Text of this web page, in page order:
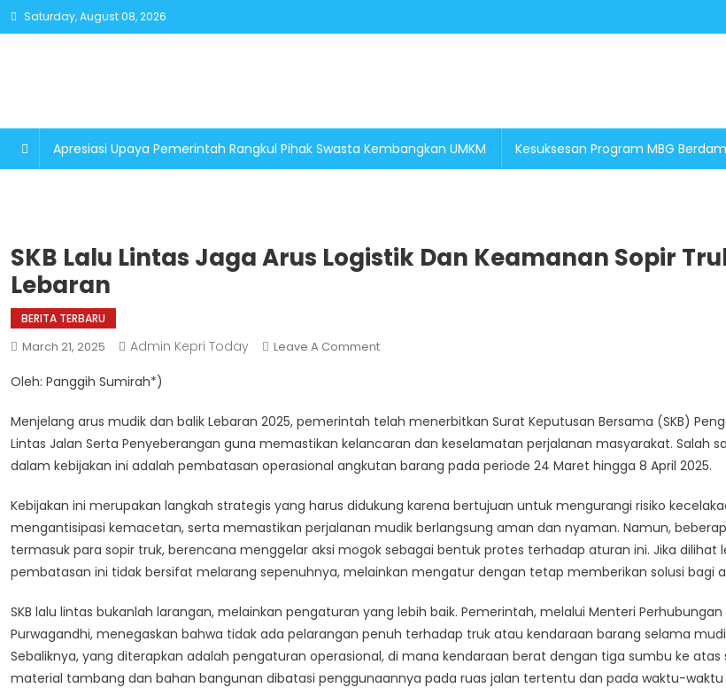
Skip
to
Saturday, August 08, 2026
Apresiasi Upaya Pemerintah Rangkul Pihak Swasta Kembangkan UMKM Kesuksesan Program MBG
SKB Lalu Lintas Jaga Arus Logistik Dan Keamanan Sopir
Lebaran
BERITA TERBARU
March 21, 2025 Admin Kepri Today Leave A CommentOn
Jaga
Arus
Logistik
Keamanan
Sopir
Truk
Jelang
Oleh: Panggih Sumirah*)
Menjelang arus mudik dan balik Lebaran 2025, pemerintah telah menerbitkan Surat Keputusan Bersama (SKB)
Lintas Jalan Serta Penyeberangan guna memastikan kelancaran dan keselamatan perjalanan masyarakat. Salah
dalam kebijakan ini adalah pembatasan operasional angkutan barang pada periode 24 Maret hingga 8 April 2025.
Kebijakan ini merupakan langkah strategis yang harus didukung karena bertujuan untuk mengurangi risiko
mengantisipasi kemacetan, serta memastikan perjalanan mudik berlangsung aman dan nyaman. Namun,
termasuk para sopir truk, berencana menggelar aksi mogok sebagai bentuk protes terhadap aturan ini. Jika dilihat
pembatasan ini tidak bersifat melarang sepenuhnya, melainkan mengatur dengan tetap memberikan solusi bagi
SKB lalu lintas bukanlah larangan, melainkan pengaturan yang lebih baik. Pemerintah, melalui Menteri Perhubungan
Purwagandhi, menegaskan bahwa tidak ada pelarangan penuh terhadap truk atau kendaraan barang selama
Sebaliknya, yang diterapkan adalah pengaturan operasional, di mana kendaraan berat dengan tiga sumbu ke
material tambang dan bahan bangunan dibatasi penggunaannya pada ruas jalan tertentu dan pada waktu-